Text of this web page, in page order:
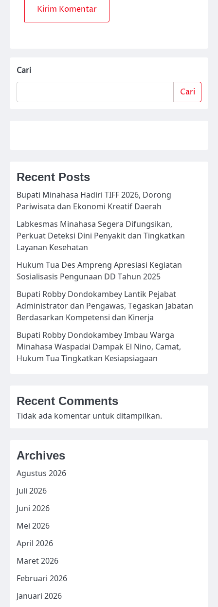
Cari
Cari
Recent Posts
Bupati Minahasa Hadiri TIFF 2026, Dorong
Pariwisata dan Ekonomi Kreatif Daerah
Labkesmas Minahasa Segera Difungsikan,
Perkuat Deteksi Dini Penyakit dan Tingkatkan
Layanan Kesehatan
Hukum Tua Des Ampreng Apresiasi Kegiatan
Sosialisasis Pengunaan DD Tahun 2025
Bupati Robby Dondokambey Lantik Pejabat
Administrator dan Pengawas, Tegaskan Jabatan
Berdasarkan Kompetensi dan Kinerja
Bupati Robby Dondokambey Imbau Warga
Minahasa Waspadai Dampak El Nino, Camat,
Hukum Tua Tingkatkan Kesiapsiagaan
Recent Comments
Tidak ada komentar untuk ditampilkan.
Archives
Agustus 2026
Juli 2026
Juni 2026
Mei 2026
April 2026
Maret 2026
Februari 2026
Januari 2026